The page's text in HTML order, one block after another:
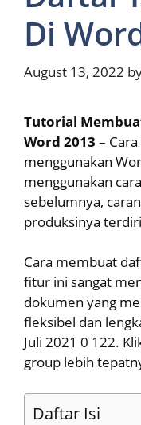
Di
August 13, 2022
Tutorial
Word 2013 –
menggunakan
menggunakan
sebelumnya,
produksinya
Cara membuat
fitur ini sangat
dokumen yang
fleksibel dan
Juli 2021 0 122.
group lebih
Daftar Isi